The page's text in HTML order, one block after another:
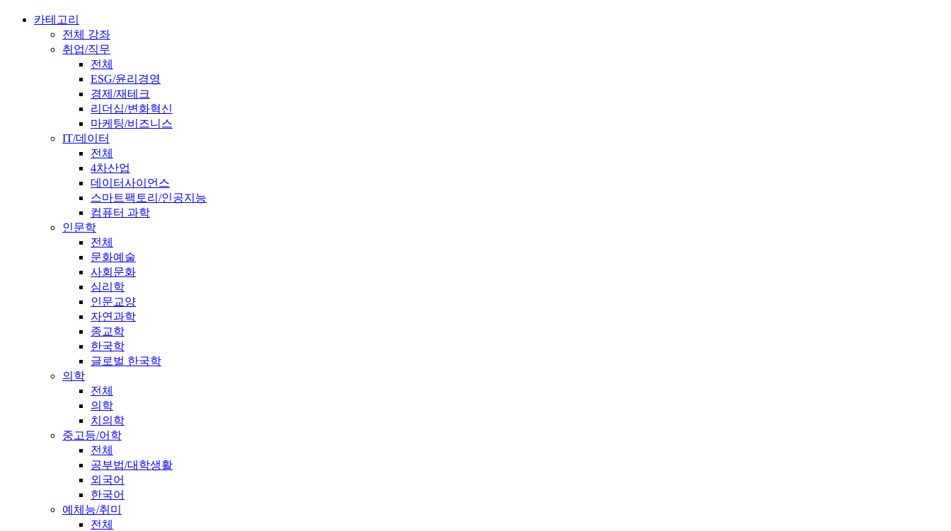
카테고리
전체 강좌
취업/직무
전체
ESG/윤리경영
경제/재테크
리더십/변화혁신
마케팅/비즈니스
IT/데이터
전체
4차산업
데이터사이언스
스마트팩토리/인공지능
컴퓨터 과학
인문학
전체
문화예술
사회문화
심리학
인문교양
자연과학
종교학
한국학
글로벌 한국학
의학
전체
의학
치의학
중고등/어학
전체
공부법/대학생활
외국어
한국어
예체능/취미
전체